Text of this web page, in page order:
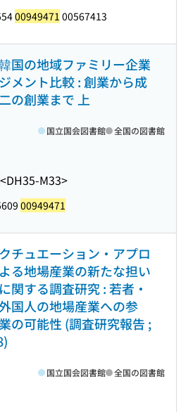
00949471 00567413
国の地域ファミリー企業
メント比較 : 創業から成
の創業まで 上
<DH35-M33>
国立国会図書館 全国の図書館
00949471
チュエーション・アプロ
る地場産業の新たな担い
関する調査研究 : 若者・
国人の地場産業への参
の可能性 (調査研究報告 ;
国立国会図書館 全国の図書館